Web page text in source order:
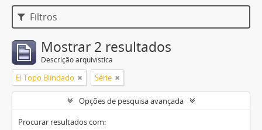
Filtros
Mostrar 2 resultados
Descrição arquivística
El Topo Blindado Série
Opções de pesquisa avançada
Procurar resultados com: